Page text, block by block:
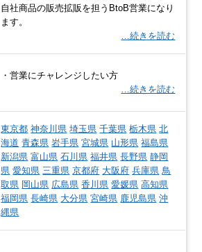
自社商品の販売拡販を担うBtoB営業になり
ます。
…続きを読む
・営業にチャレンジしたい方
…続きを読む
東京都 神奈川県 埼玉県 千葉県 栃木県 北
海道 青森県 岩手県 宮城県 山形県 福島県
新潟県 富山県 石川県 福井県 長野県 静岡
県 愛知県 三重県 京都府 大阪府 兵庫県 鳥
取県 岡山県 広島県 香川県 愛媛県 高知県
福岡県 長崎県 大分県 宮崎県 鹿児島県 沖
縄県